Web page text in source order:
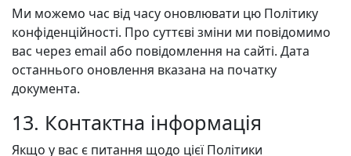
Ми можемо час від часу оновлювати цю Політику
конфіденційності. Про суттєві зміни ми повідомимо
вас через email або повідомлення на сайті. Дата
останнього оновлення вказана на початку
документа.
13. Контактна інформація
Якщо у вас є питання щодо цієї Політики